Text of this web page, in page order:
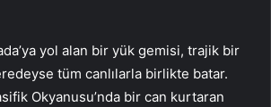
yol alan bir yük gemisi, trajik bir
tüm canlılarla birlikte batar.
Okyanusu’nda bir can kurtaran